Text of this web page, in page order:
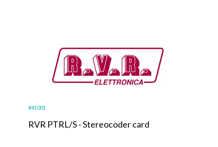
#41001
RVR PTRL/S - Stereocoder card